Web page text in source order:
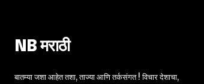
NB मराठी
बातम्या जशा आहेत तशा, ताज्या आणि तर्कसंगत ! विचार देशाचा,